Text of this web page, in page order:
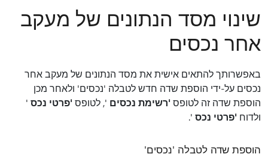
שינוי מסד הנתונים של מעקב
אחר נכסים
באפשרותך להתאים אישית את מסד הנתונים של מעקב אחר
נכסים על-ידי הוספת שדה חדש לטבלה 'נכסים' ולאחר מכן
הוספת שדה זה לטופס 'רשימת נכסים ', לטופס 'פרטי נכס '
ולדוח 'פרטי נכס '.
הוספת שדה לטבלה 'נכסים'